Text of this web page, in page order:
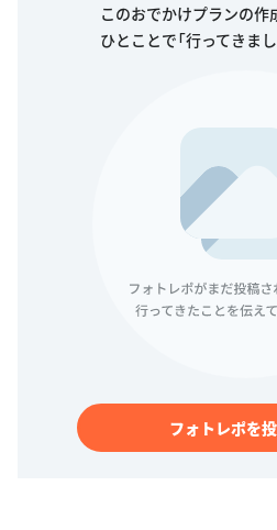
このおでかけプランの作
ひとことで「行ってきまし
フォトレポを